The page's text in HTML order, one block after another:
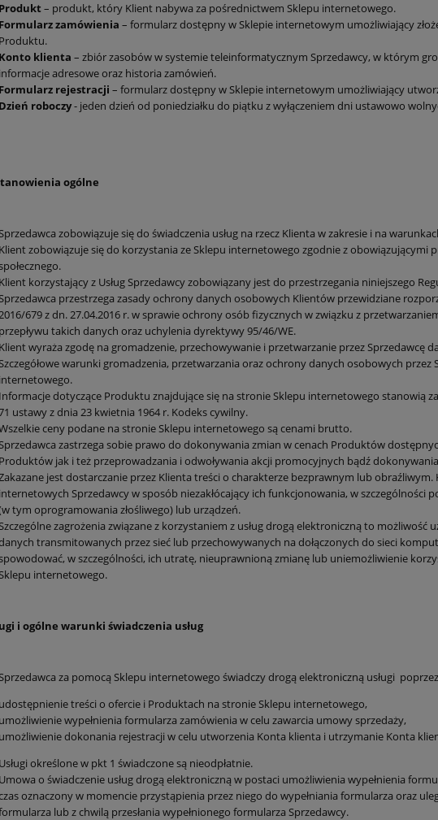
Produkt – produkt, który Klient nabywa za pośrednictwem Sklepu internetowego.
Formularz zamówienia – formularz dostępny w Sklepie internetowym umożliwiający
Produktu.
Konto klienta – zbiór zasobów w systemie teleinformatycznym Sprzedawcy, w którym
informacje adresowe oraz historia zamówień.
Formularz rejestracji – formularz dostępny w Sklepie internetowym umożliwiający
Dzień roboczy- jeden dzień od poniedziałku do piątku z wyłączeniem dni ustawowo
ogólne
zobowiązuje się do świadczenia usług na rzecz Klienta w zakresie i na
Klient zobowiązuje się do korzystania ze Sklepu internetowego zgodnie z obowiązującymi
Klient korzystający z Usług Sprzedawcy zobowiązany jest do przestrzegania niniejszego
przestrzega zasady ochrony danych osobowych Klientów przewidziane
679 z dn. 27.04.2016 r. w sprawie ochrony osób fizycznych w związku z
przepływu takich danych oraz uchylenia dyrektywy 95/46/WE.
Klient wyraża zgodę na gromadzenie, przechowywanie i przetwarzanie przez Sprzedawcę
warunki gromadzenia, przetwarzania oraz ochrony danych osobowych przez
internetowego.
Informacje dotyczące Produktu znajdujące się na stronie Sklepu internetowego stanowią
ustawy z dnia 23 kwietnia 1964 r. Kodeks cywilny.
ceny podane na stronie Sklepu internetowego są cenami brutto.
zastrzega sobie prawo do dokonywania zmian w cenach Produktów
Produktów jak i też przeprowadzania i odwoływania akcji promocyjnych bądź
jest dostarczanie przez Klienta treści o charakterze bezprawnym lub
internetowych Sprzedawcy w sposób niezakłócający ich funkcjonowania, w szczególności
tym oprogramowania złośliwego) lub urządzeń.
zagrożenia związane z korzystaniem z usług drogą elektroniczną to
transmitowanych przez sieć lub przechowywanych na dołączonych do sieci
w szczególności, ich utratę, nieuprawnioną zmianę lub uniemożliwienie
internetowego.
i ogólne warunki świadczenia usług
za pomocą Sklepu internetowego świadczy drogą elektroniczną usługi
udostępnienie treści o ofercie i Produktach na stronie Sklepu internetowego,
umożliwienie wypełnienia formularza zamówienia w celu zawarcia umowy sprzedaży,
umożliwienie dokonania rejestracji w celu utworzenia Konta klienta i utrzymanie Konta
Usługi określone w pkt 1 świadczone są nieodpłatnie.
Umowa o świadczenie usług drogą elektroniczną w postaci umożliwienia wypełnienia
oznaczony w momencie przystąpienia przez niego do wypełniania formularza oraz
lub z chwilą przesłania wypełnionego formularza Sprzedawcy.